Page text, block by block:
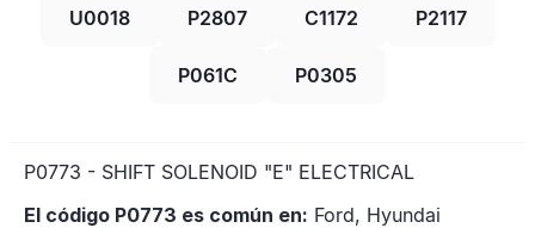
U0018 P2807 C1172 P2117
P061C P0305
P0773 - SHIFT SOLENOID "E" ELECTRICAL
El código P0773 es común en: Ford, Hyundai